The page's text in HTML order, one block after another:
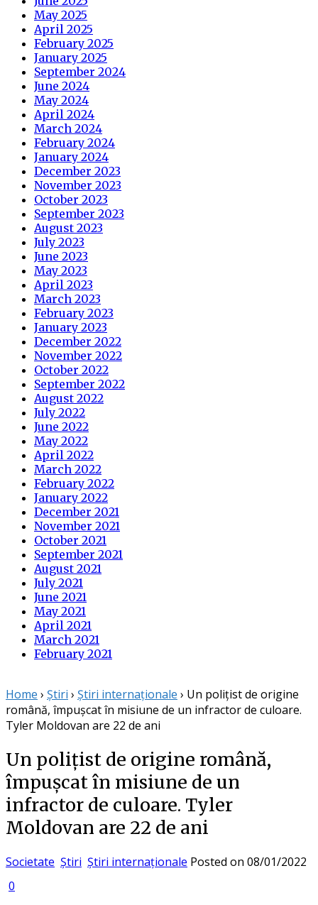
May 2025
April 2025
February 2025
January 2025
September 2024
June 2024
May 2024
April 2024
March 2024
February 2024
January 2024
December 2023
November 2023
October 2023
September 2023
August 2023
July 2023
June 2023
May 2023
April 2023
March 2023
February 2023
January 2023
December 2022
November 2022
October 2022
September 2022
August 2022
July 2022
June 2022
May 2022
April 2022
March 2022
February 2022
January 2022
December 2021
November 2021
October 2021
September 2021
August 2021
July 2021
June 2021
May 2021
April 2021
March 2021
February 2021
Home › Știri › Știri internaționale › Un polițist de origine
română, împușcat în misiune de un infractor de culoare.
Tyler Moldovan are 22 de ani
Un polițist de origine română,
împușcat în misiune de un
infractor de culoare. Tyler
Moldovan are 22 de ani
Societate Știri Știri internaționale Posted on 08/01/2022
0